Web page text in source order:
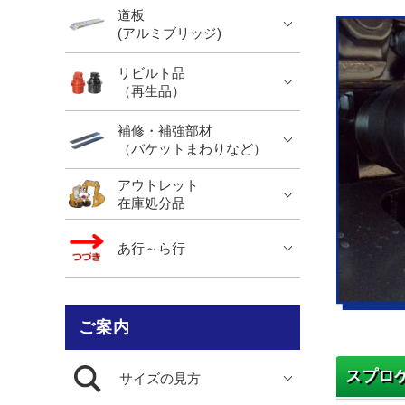
スプロ
道板
(アルミブリッジ)
リビルト品
（再生品）
補修・補強部材
（バケットまわりなど）
アウトレット
在庫処分品
あ行～ら行
ご案内
サイズの見方